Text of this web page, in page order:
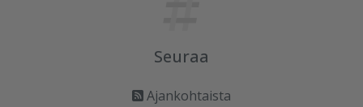
Seuraa
Ajankohtaista